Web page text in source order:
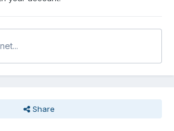
Share